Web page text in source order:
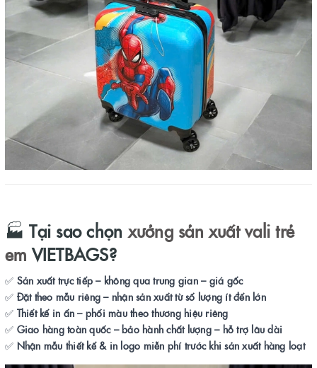
🏭Tại sao chọn xưởng sản xuất vali trẻ
em VIETBAGS?
✅ Sản xuất trực tiếp – không qua trung gian – giá gốc
✅ Đặt theo mẫu riêng – nhận sản xuất từ số lượng ít đến lớn
✅ Thiết kế in ấn – phối màu theo thương hiệu riêng
✅ Giao hàng toàn quốc – bảo hành chất lượng – hỗ trợ lâu dài
✅ Nhận mẫu thiết kế & in logo miễn phí trước khi sản xuất hàng loạt